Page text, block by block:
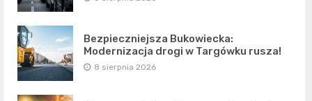
Bezpieczniejsza Bukowiecka:
Modernizacja drogi w Targówku rusza!
8 sierpnia 2026